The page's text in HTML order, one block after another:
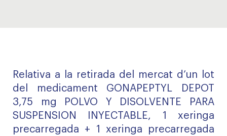
Relativa a la retirada del mercat d’un lot
del medicament GONAPEPTYL DEPOT
3,75 mg POLVO Y DISOLVENTE PARA
SUSPENSION INYECTABLE, 1 xeringa
precarregada + 1 xeringa precarregada